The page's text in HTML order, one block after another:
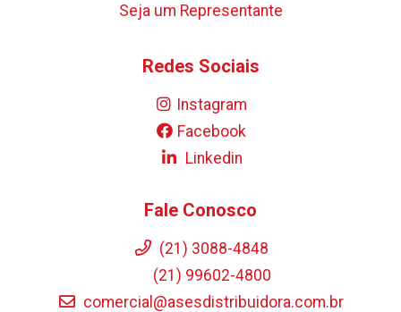
Seja um Representante
Redes Sociais
Instagram
Facebook
Linkedin
Fale Conosco
(21) 3088-4848
(21) 99602-4800
comercial@asesdistribuidora.com.br